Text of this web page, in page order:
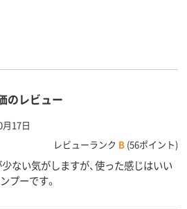
のレビュー
17日
レビューランク B (56ポイント)
ない気がしますが、使った感じはいい
プーです。